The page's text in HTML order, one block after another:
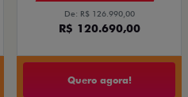
De: R$ 126.990,00
R$ 120.690,00
Quero agora!